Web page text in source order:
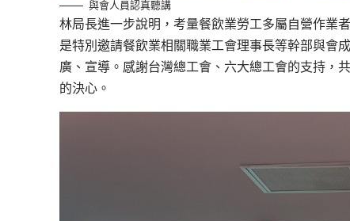
與會人員認真聽講
林局長進一步說明，考量餐飲業勞工多屬自營作業
是特別邀請餐飲業相關職業工會理事長等幹部與會
廣、宣導。感謝台灣總工會、六大總工會的支持，
的決心。